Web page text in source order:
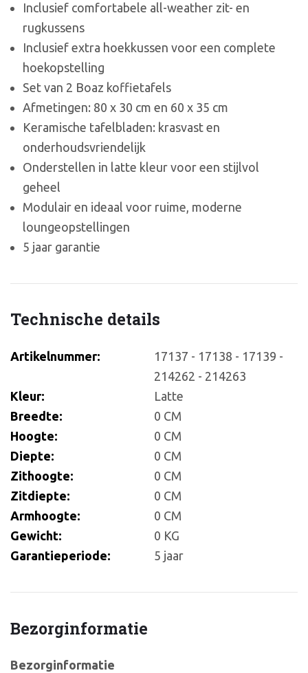
Inclusief comfortabele all-weather zit- en
rugkussens
Inclusief extra hoekkussen voor een complete
hoekopstelling
Set van 2 Boaz koffietafels
Afmetingen: 80 x 30 cm en 60 x 35 cm
Keramische tafelbladen: krasvast en
onderhoudsvriendelijk
Onderstellen in latte kleur voor een stijlvol
geheel
Modulair en ideaal voor ruime, moderne
loungeopstellingen
5 jaar garantie
Technische details
Artikelnummer:
17137 - 17138 - 17139 -
214262 - 214263
Kleur:
Latte
Breedte:
0 CM
Hoogte:
0 CM
Diepte:
0 CM
Zithoogte:
0 CM
Zitdiepte:
0 CM
Armhoogte:
0 CM
Gewicht:
0 KG
Garantieperiode:
5 jaar
Bezorginformatie
Bezorginformatie